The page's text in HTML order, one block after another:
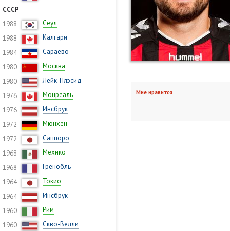
СССР
1988
Сеул
1988
Калгари
1984
Сараево
1980
Москва
1980
Лейк-Плэсид
1976
Монреаль
1976
Инсбрук
1972
Мюнхен
1972
Саппоро
1968
Мехико
1968
Гренобль
1964
Токио
1964
Инсбрук
1960
Рим
1960
Скво-Велли
Мне нравится